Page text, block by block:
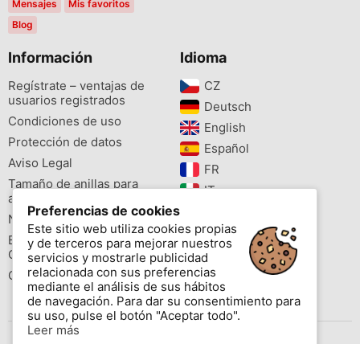
Mensajes
Mis favoritos
Blog
Información
Regístrate – ventajas de
usuarios registrados
Condiciones de uso
Protección de datos
Aviso Legal
Tamaño de anillas para
aves
Newsletter
Buscador de especies
Cites
Colores de las anillas
Idioma
CZ‎
Deutsch‎
English‎
Español‎
FR‎
IT‎
PL‎
PT‎
Preferencias de cookies
Este sitio web utiliza cookies propias
y de terceros para mejorar nuestros
servicios y mostrarle publicidad
relacionada con sus preferencias
mediante el análisis de sus hábitos
de navegación. Para dar su consentimiento para
su uso, pulse el botón "Aceptar todo".
Leer más